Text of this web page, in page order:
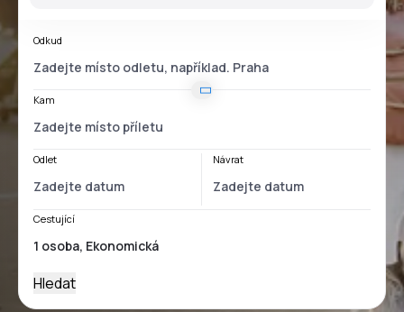
Odkud
Kam
Odlet Návrat
Cestující
Hledat